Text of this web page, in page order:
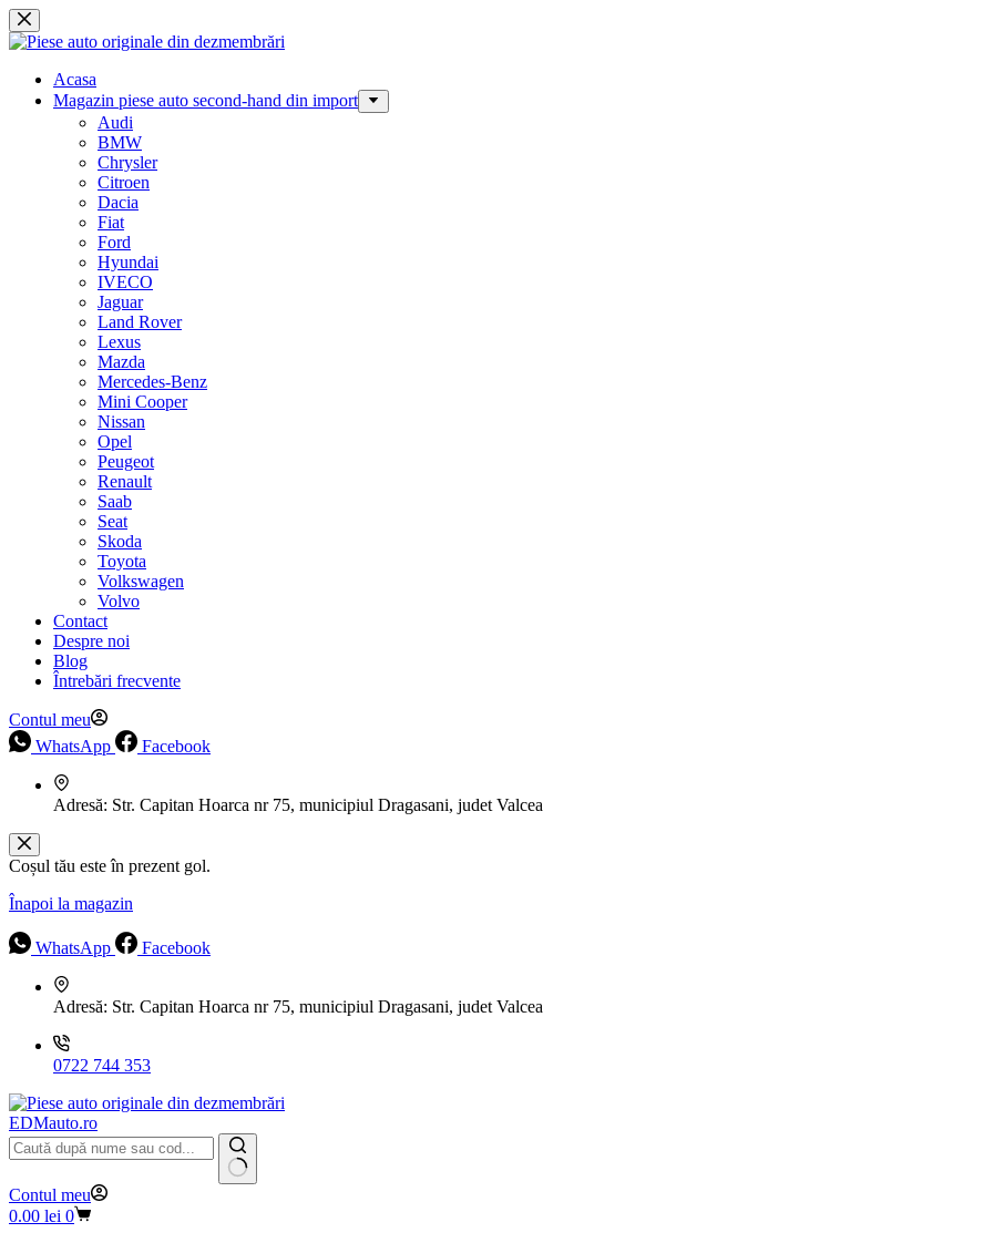
Sari
la
Acasa
Magazin piese auto second-hand din import
Audi
BMW
Chrysler
Citroen
Dacia
Fiat
Ford
Hyundai
IVECO
Jaguar
Land Rover
Lexus
Mazda
Mercedes-Benz
Mini Cooper
Nissan
Opel
Peugeot
Renault
Saab
Seat
Skoda
Toyota
Volkswagen
Volvo
Contact
Despre noi
Blog
Întrebări frecvente
Contul meu
WhatsApp
Facebook
Adresă: Str. Capitan Hoarca nr 75, municipiul Dragasani, judet Valcea
Coșul tău este în prezent gol.
Înapoi la magazin
WhatsApp Facebook
Adresă: Str. Capitan Hoarca nr 75, municipiul Dragasani, judet Valcea
0722 744 353
EDMauto.ro
Niciun
rezultat
Contul meu
Coș
0.00 lei 0